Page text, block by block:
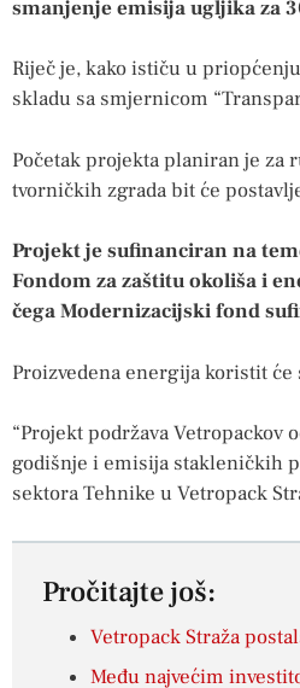
smanjenje emisija ugljika za
Riječ je, kako ističu u
skladu sa smjernicom
Početak projekta planiran je za
tvorničkih zgrada bit će
Projekt je sufinanciran na
Fondom za zaštitu okoliša i
čega Modernizacijski fond
Proizvedena energija koristit
“Projekt podržava
godišnje i emisija stakleničkih
sektora Tehnike u Vetropack
Pročitajte još:
Vetropack Straža
Među najvećim